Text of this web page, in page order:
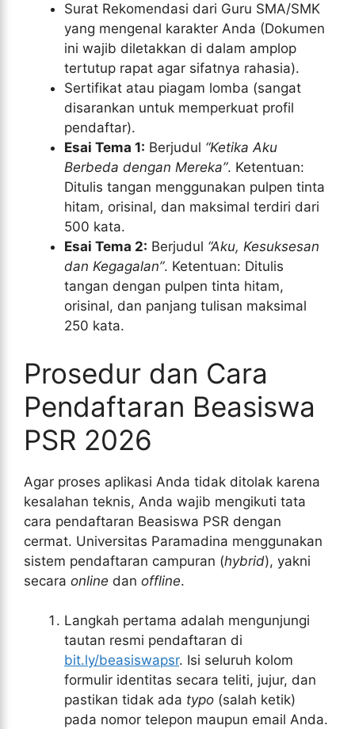
Surat Rekomendasi dari Guru SMA/SMK
yang mengenal karakter Anda (Dokumen
ini wajib diletakkan di dalam amplop
tertutup rapat agar sifatnya rahasia).
Sertifikat atau piagam lomba (sangat
disarankan untuk memperkuat profil
pendaftar).
Esai Tema 1: Berjudul “Ketika Aku
Berbeda dengan Mereka”. Ketentuan:
Ditulis tangan menggunakan pulpen tinta
hitam, orisinal, dan maksimal terdiri dari
500 kata.
Esai Tema 2: Berjudul “Aku, Kesuksesan
dan Kegagalan”. Ketentuan: Ditulis
tangan dengan pulpen tinta hitam,
orisinal, dan panjang tulisan maksimal
250 kata.
Prosedur dan Cara
Pendaftaran Beasiswa
PSR 2026
Agar proses aplikasi Anda tidak ditolak karena
kesalahan teknis, Anda wajib mengikuti tata
cara pendaftaran Beasiswa PSR dengan
cermat. Universitas Paramadina menggunakan
sistem pendaftaran campuran (hybrid), yakni
secara online dan offline.
Langkah pertama adalah mengunjungi
tautan resmi pendaftaran di
bit.ly/beasiswapsr. Isi seluruh kolom
formulir identitas secara teliti, jujur, dan
pastikan tidak ada typo (salah ketik)
pada nomor telepon maupun email Anda.